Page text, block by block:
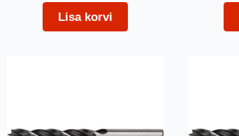
Lisa korvi